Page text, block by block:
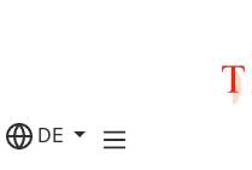
DE